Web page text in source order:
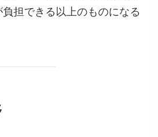
担できる以上のものになる